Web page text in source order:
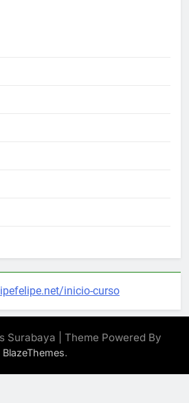
inicio-curso
Surabaya | Theme Powered By
BlazeThemes.